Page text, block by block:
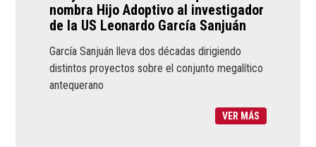
nombra Hijo Adoptivo al investigador
de la US Leonardo García Sanjuán
García Sanjuán lleva dos décadas dirigiendo
distintos proyectos sobre el conjunto megalítico
antequerano
VER MÁS